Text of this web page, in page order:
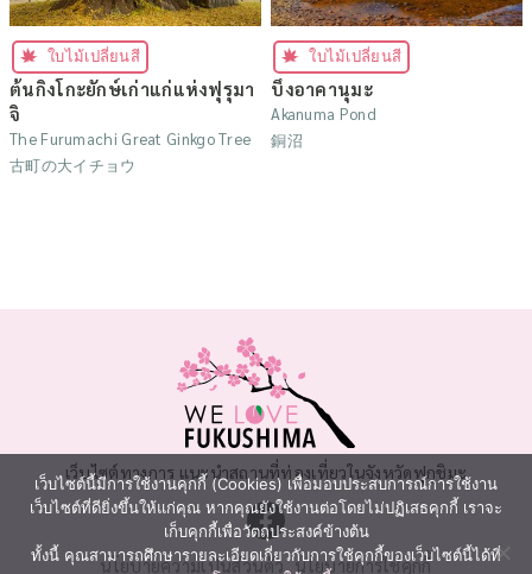
ใบไม้เปลี่ยนสี
ต้นกิงโกะยักษ์เก่าแก่แห่งฟุรุมา
จิ
The Furumachi Great Ginkgo Tree
古町の大イチョウ
ใบไม้เปลี่ยนสี
บึงอาคานุมะ
Akanuma Pond
銅沼
เว็บไซต์ทางการ แนะนำสถานที่ท่องเที่ยวในจังหวัดฟุกุชิมะ
นโยบายความเป็นส่วนตัว นโยบายการใช้คุกกี้
เว็บไซต์นี้มีการใช้งานคุกกี้ (Cookies) เพื่อมอบประสบการณ์การใช้งาน
เว็บไซต์ที่ดียิ่งขึ้นให้แก่คุณ หากคุณยังใช้งานต่อโดยไม่ปฏิเสธคุกกี้ เราจะ
เก็บคุกกี้เพื่อวัตถุประสงค์ข้างต้น
ทั้งนี้ คุณสามารถศึกษารายละเอียดเกี่ยวกับการใช้คุกกี้ของเว็บไซต์นี้ได้ที่